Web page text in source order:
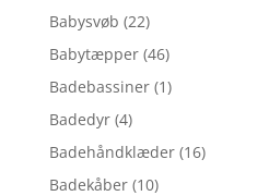
Babysvøb (22)
Babytæpper (46)
Badebassiner (1)
Badedyr (4)
Badehåndklæder (16)
Badekåber (10)